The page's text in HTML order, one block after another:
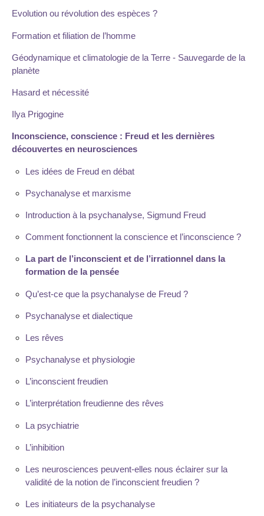
Evolution ou révolution des espèces ?
Formation et filiation de l’homme
Géodynamique et climatologie de la Terre - Sauvegarde de la
planète
Hasard et nécessité
Ilya Prigogine
Inconscience, conscience : Freud et les dernières
découvertes en neurosciences
Les idées de Freud en débat
Psychanalyse et marxisme
Introduction à la psychanalyse, Sigmund Freud
Comment fonctionnent la conscience et l’inconscience ?
La part de l’inconscient et de l’irrationnel dans la
formation de la pensée
Qu’est-ce que la psychanalyse de Freud ?
Psychanalyse et dialectique
Les rêves
Psychanalyse et physiologie
L’inconscient freudien
L’interprétation freudienne des rêves
La psychiatrie
L’inhibition
Les neurosciences peuvent-elles nous éclairer sur la
validité de la notion de l’inconscient freudien ?
Les initiateurs de la psychanalyse